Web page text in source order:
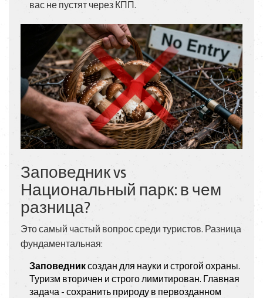
вас не пустят через КПП.
Заповедник vs
Национальный парк: в чем
разница?
Это самый частый вопрос среди туристов. Разница
фундаментальная:
Заповедниксоздан для науки и строгой охраны.
Туризм вторичен и строго лимитирован. Главная
задача - сохранить природу в первозданном